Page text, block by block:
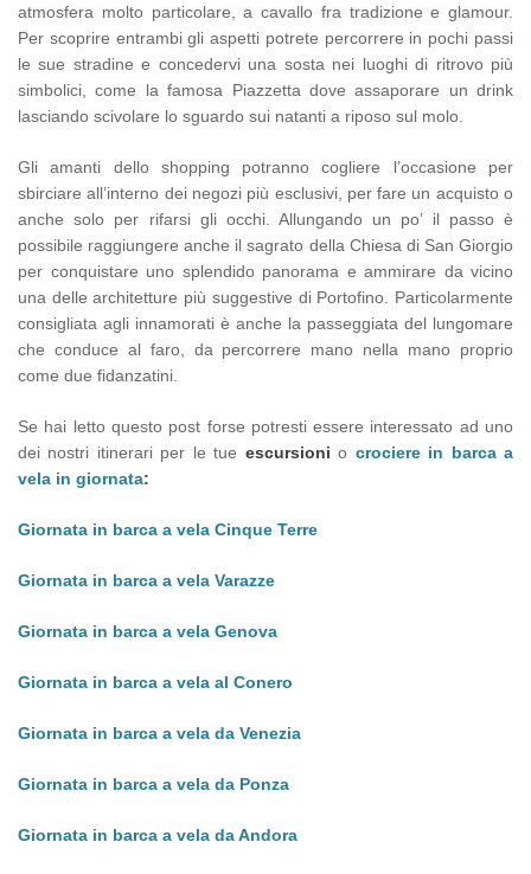
atmosfera molto particolare, a cavallo fra tradizione e glamour.
Per scoprire entrambi gli aspetti potrete percorrere in pochi passi
le sue stradine e concedervi una sosta nei luoghi di ritrovo più
simbolici, come la famosa Piazzetta dove assaporare un drink
lasciando scivolare lo sguardo sui natanti a riposo sul molo.
Gli amanti dello shopping potranno cogliere l’occasione per
sbirciare all’interno dei negozi più esclusivi, per fare un acquisto o
anche solo per rifarsi gli occhi. Allungando un po’ il passo è
possibile raggiungere anche il sagrato della Chiesa di San Giorgio
per conquistare uno splendido panorama e ammirare da vicino
una delle architetture più suggestive di Portofino. Particolarmente
consigliata agli innamorati è anche la passeggiata del lungomare
che conduce al faro, da percorrere mano nella mano proprio
come due fidanzatini.
Se hai letto questo post forse potresti essere interessato ad uno
dei nostri itinerari per le tue escursionio crociere in barca a
vela in giornata:
Giornata in barca a vela Cinque Terre
Giornata in barca a vela Varazze
Giornata in barca a vela Genova
Giornata in barca a vela al Conero
Giornata in barca a vela da Venezia
Giornata in barca a vela da Ponza
Giornata in barca a vela da Andora